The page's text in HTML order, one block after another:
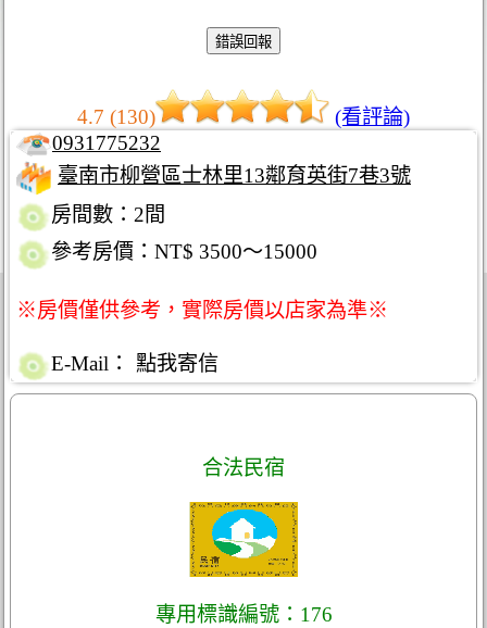
4.7 (130)
(看評論)
0931775232
臺南市柳營區士林里13鄰育英街7巷3號
房間數：2間
參考房價：NT$ 3500～15000
※房價僅供參考，實際房價以店家為準※
E-Mail： 點我寄信
合法民宿
專用標識編號：176